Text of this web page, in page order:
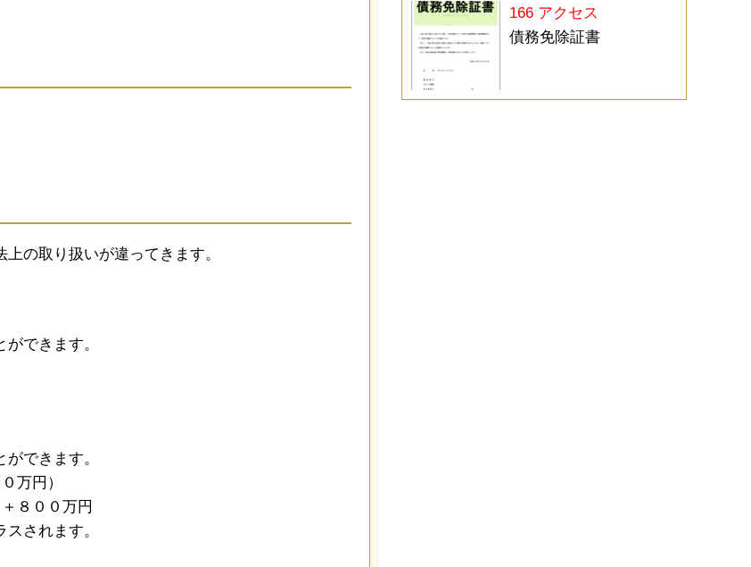
の取り扱いが違ってきます。
できます。
できます。
万円）
８００万円
されます。
166 アクセス
債務免除証書